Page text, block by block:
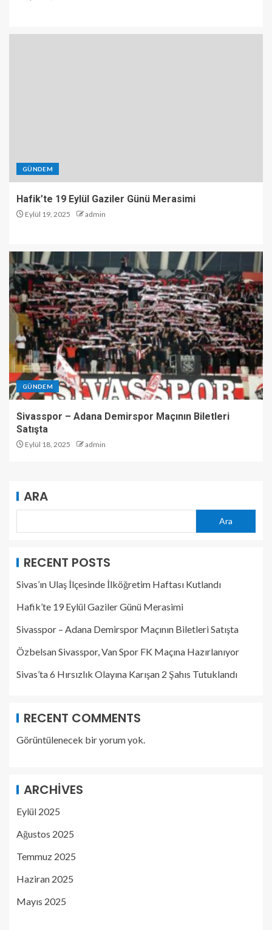
GÜNDEM
Hafik’te 19 Eylül Gaziler Günü Merasimi
Eylül 19, 2025 admin
GÜNDEM
Sivasspor – Adana Demirspor Maçının Biletleri
Satışta
Eylül 18, 2025 admin
ARA
Ara
RECENT POSTS
Sivas’ın Ulaş İlçesinde İlköğretim Haftası Kutlandı
Hafik’te 19 Eylül Gaziler Günü Merasimi
Sivasspor – Adana Demirspor Maçının Biletleri Satışta
Özbelsan Sivasspor, Van Spor FK Maçına Hazırlanıyor
Sivas’ta 6 Hırsızlık Olayına Karışan 2 Şahıs Tutuklandı
RECENT COMMENTS
Görüntülenecek bir yorum yok.
ARCHIVES
Eylül 2025
Ağustos 2025
Temmuz 2025
Haziran 2025
Mayıs 2025